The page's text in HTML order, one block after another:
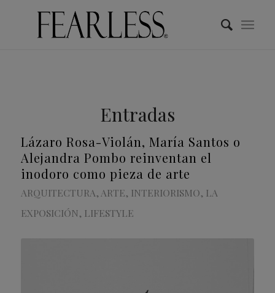
Entradas
Lázaro Rosa-Violán, María Santos o
Alejandra Pombo reinventan el
inodoro como pieza de arte
ARQUITECTURA, ARTE, INTERIORISMO, LA
EXPOSICIÓN, LIFESTYLE